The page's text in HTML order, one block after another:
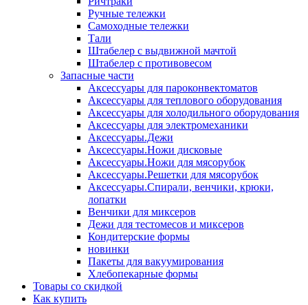
Ручные тележки
Самоходные тележки
Тали
Штабелер с выдвижной мачтой
Штабелер с противовесом
Запасные части
Аксессуары для пароконвектоматов
Аксессуары для теплового оборудования
Аксессуары для холодильного оборудования
Аксессуары для электромеханики
Аксессуары.Дежи
Аксессуары.Ножи дисковые
Аксессуары.Ножи для мясорубок
Аксессуары.Решетки для мясорубок
Аксессуары.Спирали, венчики, крюки,
лопатки
Венчики для миксеров
Дежи для тестомесов и миксеров
Кондитерские формы
новинки
Пакеты для вакуумирования
Хлебопекарные формы
Товары со скидкой
Как купить